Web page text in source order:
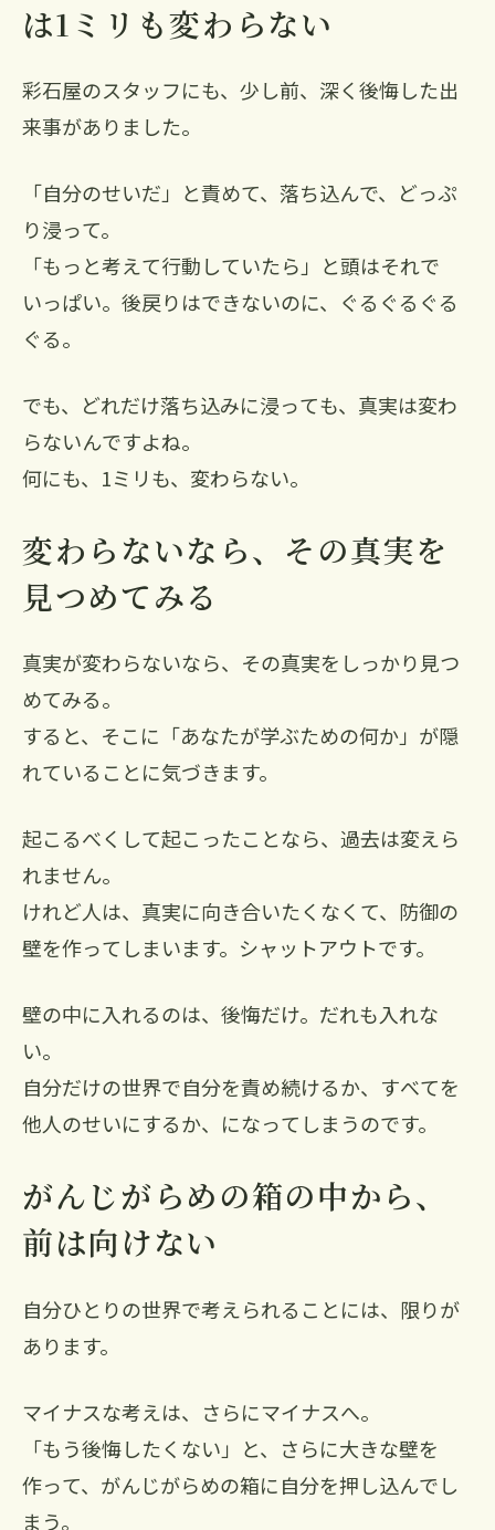
は1ミリも変わらない
彩石屋のスタッフにも、少し前、深く後悔した出
来事がありました。
「自分のせいだ」と責めて、落ち込んで、どっぷ
り浸って。
「もっと考えて行動していたら」と頭はそれで
いっぱい。後戻りはできないのに、ぐるぐるぐる
ぐる。
でも、どれだけ落ち込みに浸っても、真実は変わ
らないんですよね。
何にも、1ミリも、変わらない。
変わらないなら、その真実を
見つめてみる
真実が変わらないなら、その真実をしっかり見つ
めてみる。
すると、そこに「あなたが学ぶための何か」が隠
れていることに気づきます。
起こるべくして起こったことなら、過去は変えら
れません。
けれど人は、真実に向き合いたくなくて、防御の
壁を作ってしまいます。シャットアウトです。
壁の中に入れるのは、後悔だけ。だれも入れな
い。
自分だけの世界で自分を責め続けるか、すべてを
他人のせいにするか、になってしまうのです。
がんじがらめの箱の中から、
前は向けない
自分ひとりの世界で考えられることには、限りが
あります。
マイナスな考えは、さらにマイナスへ。
「もう後悔したくない」と、さらに大きな壁を
作って、がんじがらめの箱に自分を押し込んでし
まう。